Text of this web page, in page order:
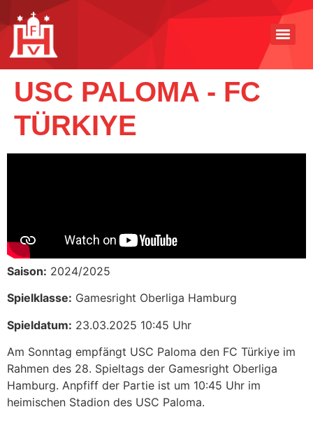
USC PALOMA - FC
TÜRKIYE
Saison: 2024/2025
Spielklasse: Gamesright Oberliga Hamburg
Spieldatum: 23.03.2025 10:45 Uhr
Am Sonntag empfängt USC Paloma den FC Türkiye im
Rahmen des 28. Spieltags der Gamesright Oberliga
Hamburg. Anpfiff der Partie ist um 10:45 Uhr im
heimischen Stadion des USC Paloma.